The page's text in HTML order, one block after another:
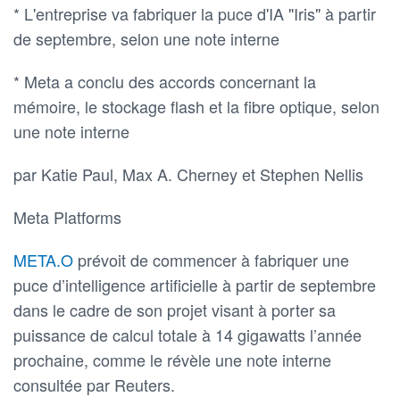
* L'entreprise va fabriquer la puce d'IA "Iris" à partir
de septembre, selon une note interne
* Meta a conclu des accords concernant la
mémoire, le stockage flash et la fibre optique, selon
une note interne
par Katie Paul, Max A. Cherney et Stephen Nellis
Meta Platforms
META.O prévoit de commencer à fabriquer une
puce d’intelligence artificielle à partir de septembre
dans le cadre de son projet visant à porter sa
puissance de calcul totale à 14 gigawatts l’année
prochaine, comme le révèle une note interne
consultée par Reuters.